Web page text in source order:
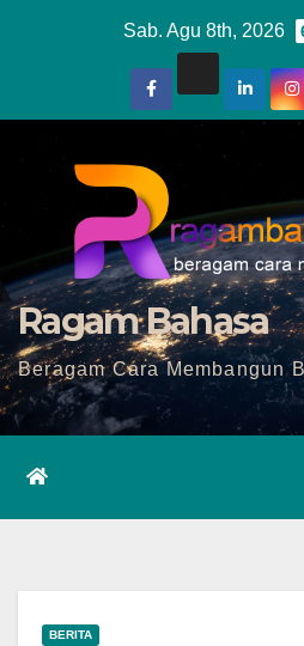
Sab. Agu 8th, 2026
Ragam Bahasa
Beragam Cara Membangun
BERITA